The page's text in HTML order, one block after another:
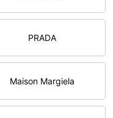
PRADA
Maison Margiela